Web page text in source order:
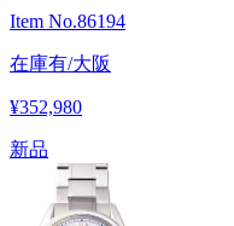
Item No.86194
在庫有/大阪
¥352,980
新品